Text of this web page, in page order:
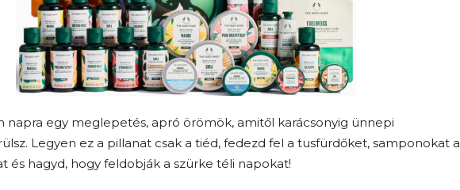
napra egy meglepetés, apró örömök, amitől karácsonyig ünnepi
Legyen ez a pillanat csak a tiéd, fedezd fel a tusfürdőket, samponokat a
és hagyd, hogy feldobják a szürke téli napokat!